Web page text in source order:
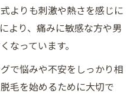
よりも刺激や熱さを感じに
より、痛みに敏感な方や男
なっています。
で悩みや不安をしっかり相
毛を始めるために大切で